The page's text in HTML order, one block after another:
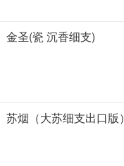
金圣(瓷 沉香细支)
苏烟（大苏细支出口版）